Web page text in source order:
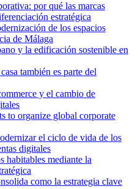
por qué las marcas
estratégica
de los espacios
de Málaga
y la edificación sostenible en
también es parte del
y el cambio de
to organize global corporate
el ciclo de vida de los
digitales
habitables mediante la
como la estrategia clave